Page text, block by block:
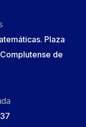
Plaza
de